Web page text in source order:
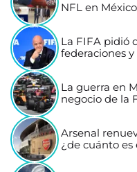
NFL en México
La FIFA pidió
federaciones
La guerra en
negocio de la
Arsenal
¿de cuánto es